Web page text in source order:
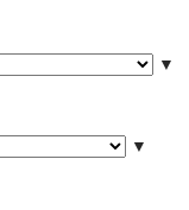
▼
▼